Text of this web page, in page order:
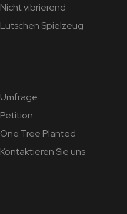
Nicht vibrierend
Lutschen Spielzeug
Umfrage
Petition
One Tree Planted
Kontaktieren Sie uns